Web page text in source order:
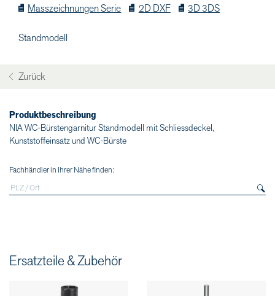
Masszeichnungen Serie
2D DXF 3D 3DS
Standmodell
Zurück
Produktbeschreibung
NIA WC-Bürstengarnitur Standmodell mit Schliessdeckel,
Kunststoffeinsatz und WC-Bürste
Fachhändler in Ihrer Nähe finden:
Ersatzteile & Zubehör